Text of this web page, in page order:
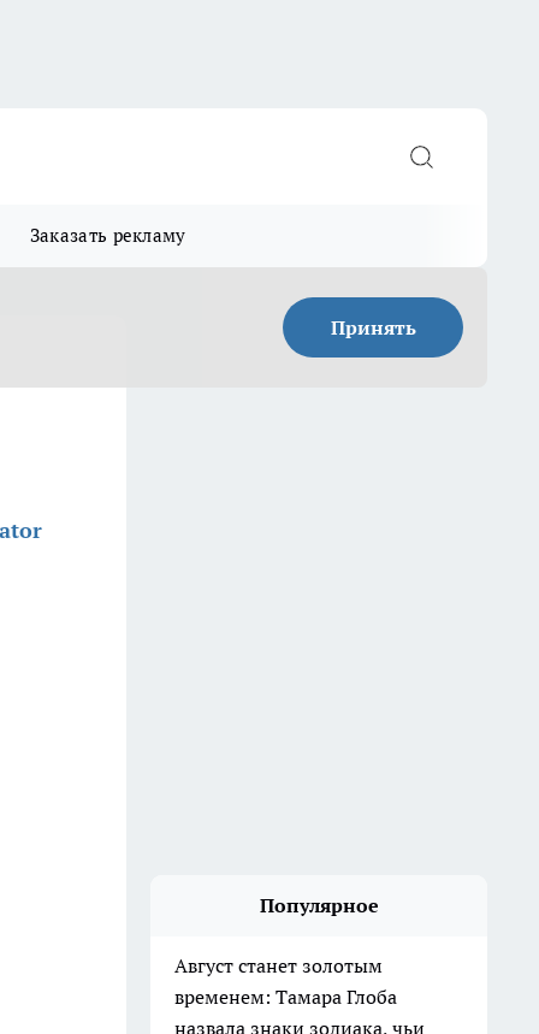
Заказать рекламу
Принять
Популярное
Август станет золотым
временем: Тамара Глоба
назвала знаки зодиака, чьи